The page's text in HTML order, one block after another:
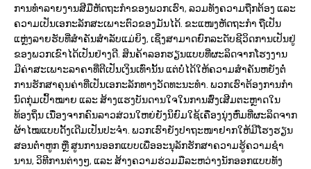
ການທໍາລາຍງານສີມືຫັດຖະກໍາຂອງພວກເຮົາ, ລວມທັງຄວາມຖືກຕ້ອງ ແລະ
ຄວາມເປັນເອກະລັກສະເພາະຕົວຂອງມັນໄດ້. ຂະແໜງຫັດຖະກໍາ ຖືເປັນ
ແຫຼ່ງລາຍຮັບທີ່ສໍາຄັນສໍາລັບແມ່ຍິງ, ເຊິ່ງສາມາດຍົກລະດັບຊີວິດການເປັນຢູ່
ຂອງພວກເຂົາໄດ້ເປັນຢ່າງດີ. ສິນຄ້າລອກຮຽນແບບທີ່ຜະລິດຈາກໂຮງງານ
ມີຄ່າສະເພາະລາຄາທີ່ຕີເປັນເງິນເທົ່ານັ້ນ ແຕ່ບໍ່ໄດ້ໃຫ້ຄວາມສໍາຄັນຫຍັງຕໍ່
ການຮັກສາຄຸນຄ່າທີ່ເປັນເອກະລັກທາງວັດທະນະທໍາ. ພວກເຮົາຕ້ອງການກໍາ
ນົດກຸ່ມເປົ້າໝາຍ ແລະ ສ້າງແຮງບັນດານໃຈໃນການສົ່ງເສີມຕະຫຼາດໃນ
ທ້ອງຖິ່ນ ເນື່ອງຈາກຄົນລາວສ່ວນໃຫຍ່ຍັງນິຍົມໃຊ້ເຄື່ອງນຸ່ງຫົ່ມທີ່ຜະລິດຈາກ
ຜ້າໄໝແບບດັ້ງເດີມເປັນປະຈໍາ. ພວກເຮົາຍັງປາຖະໜາຢາກໃຫ້ມີໂຮງຮຽນ
ສອນຕໍ່າຫູກ ຫຼື ສູນການອອກແບບເພື່ອອະນຸລັກຮັກສາຄວາມຮູ້ຄວາມຊໍາ
ນານ, ວິທີການຕ່າງໆ, ແລະ ສ້າງຄວາມຮ່ວມມືລະຫວ່າງນັກອອກແບບທັງ